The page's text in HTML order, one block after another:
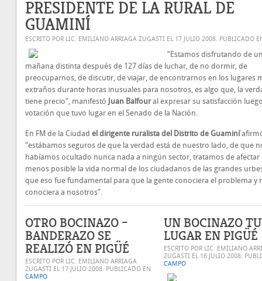
PRESIDENTE DE LA RURAL DE
GUAMINÍ
ESCRITO POR LIC. EMILIANO ARRIAGA ZUGASTI EL 17 JULIO 2008. PUBLICADO
“Estamos disfrutando de
mañana distinta después de 127 días de luchar, de no dormir, de
preocuparnos, de discutir, de viajar, de encontrarnos en los lugares
extraños durante horas inusuales para nosotros, es algo que, la
tiene precio”, manifestó Juan Balfoural expresar su satisfacción
votación que tuvo lugar en el Senado de la Nación.
En FM de la Ciudad el dirigente ruralista del Distrito de Guaminí
“estábamos seguros de que la verdad está de nuestro lado, de que
habíamos ocultado nunca nada a ningún sector, tratamos de afectar
menos posible la vida normal de los ciudadanos de las grandes
que eso fue fundamental para que la gente conociera el problema y
conociera a nosotros”.
OTRO BOCINAZO –
BANDERAZO SE
REALIZÓ EN PIGÜÉ
ESCRITO POR LIC. EMILIANO ARRIAGA
ZUGASTI EL 17 JULIO 2008. PUBLICADO EN
CAMPO
UN BOCINAZO
LUGAR EN PIGÜÉ
ESCRITO POR LIC. EMILIANO
ZUGASTI EL 16 JULIO 2008.
CAMPO